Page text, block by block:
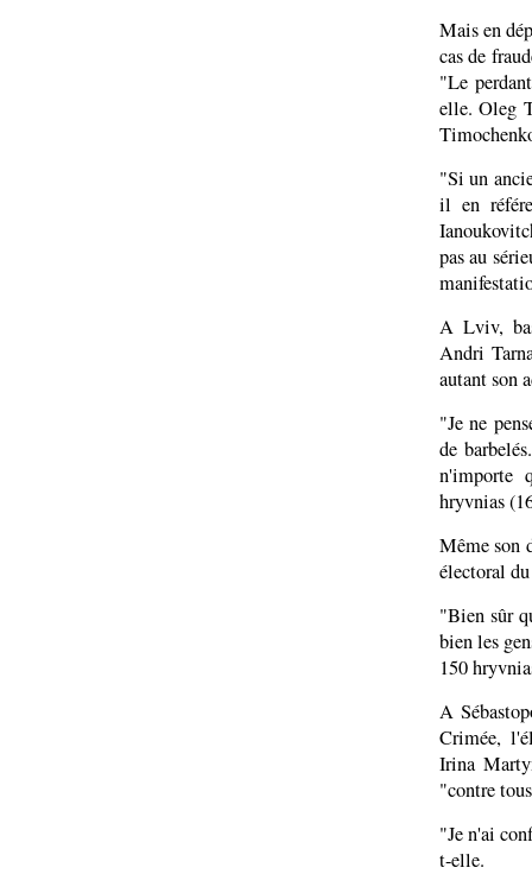
Mais en
cas de
"Le
elle. Oleg
"Si un
il en
pas au
A Lviv,
Andri
autant son
"Je ne
de
n'importe
hryvnias
Même son
électoral
"Bien sûr
bien les
150
A
Crimée,
Irina
"contre
"Je n'ai
t-elle.